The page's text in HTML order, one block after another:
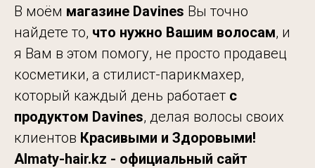
В моём магазине Davines Вы точно
найдете то, что нужно Вашим волосам, и
я Вам в этом помогу, не просто продавец
косметики, а стилист-парикмахер,
который каждый день работает с
продуктом Davines, делая волосы своих
клиентов Красивыми и Здоровыми!
Almaty-hair.kz - официальный сайт